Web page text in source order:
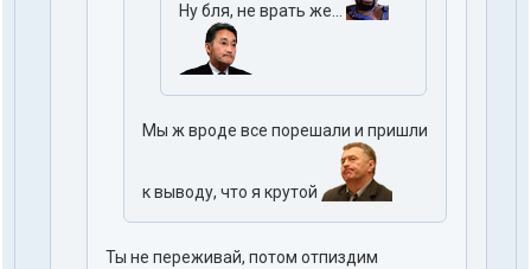
Ну бля, не врать же...
Мы ж вроде все порешали и пришли
к выводу, что я крутой
Ты не переживай, потом отпиздим